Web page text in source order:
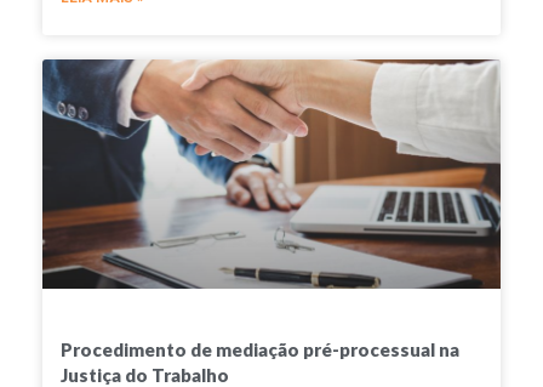
Procedimento de mediação pré-processual na
Justiça do Trabalho